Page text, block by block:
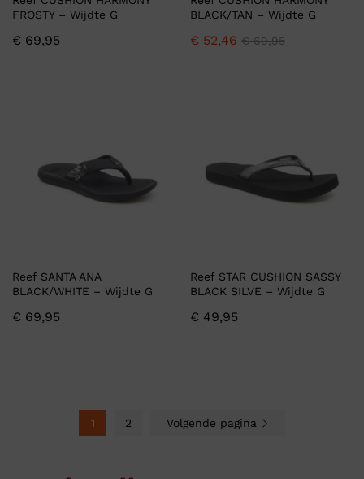
FROSTY – Wijdte G
€ 69,95
BLACK/TAN – Wijdte G
€ 52,46 €69,95
Reef SANTA ANA
BLACK/WHITE – Wijdte G
€ 69,95
Reef STAR CUSHION SASSY
BLACK SILVE – Wijdte G
€ 49,95
1 2 Volgende pagina